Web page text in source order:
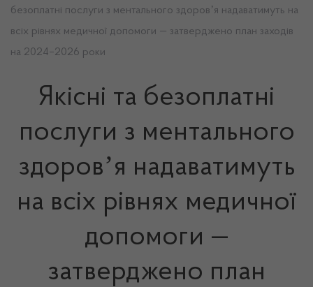
безоплатні послуги з ментального здоровʼя надаватимуть на
всіх рівнях медичної допомоги — затверджено план заходів
на 2024–2026 роки
Якісні та безоплатні
послуги з ментального
здоровʼя надаватимуть
на всіх рівнях медичної
допомоги —
затверджено план